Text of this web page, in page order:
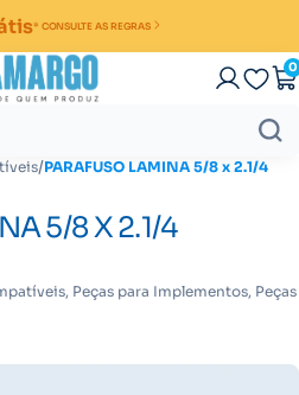
* CONSULTE AS REGRAS
0
/PARAFUSO LAMINA 5/8 x 2.1/4
5/8 X 2.1/4
Peças para Implementos, Peças